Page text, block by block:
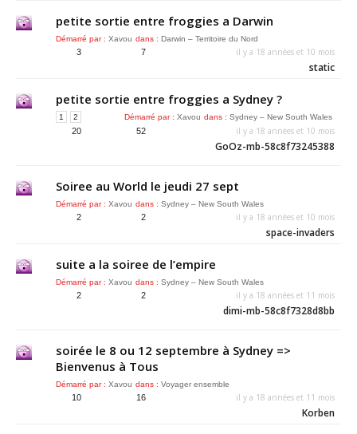
petite sortie entre froggies a Darwin
Démarré par : Xavou dans : Darwin – Territoire du Nord
3 7 il y a 18 années et 10 mois
static
petite sortie entre froggies a Sydney ?
1 2 Démarré par : Xavou dans : Sydney – New South Wales
20 52 il y a 18 années et 10 mois
GoOz-mb-58c8f73245388
Soiree au World le jeudi 27 sept
Démarré par : Xavou dans : Sydney – New South Wales
2 2 il y a 18 années et 10 mois
space-invaders
suite a la soiree de l’empire
Démarré par : Xavou dans : Sydney – New South Wales
2 2 il y a 18 années et 11 mois
dimi-mb-58c8f7328d8bb
soirée le 8 ou 12 septembre à Sydney =>
Bienvenus à Tous
Démarré par : Xavou dans : Voyager ensemble
10 16 il y a 18 années et 11 mois
Korben